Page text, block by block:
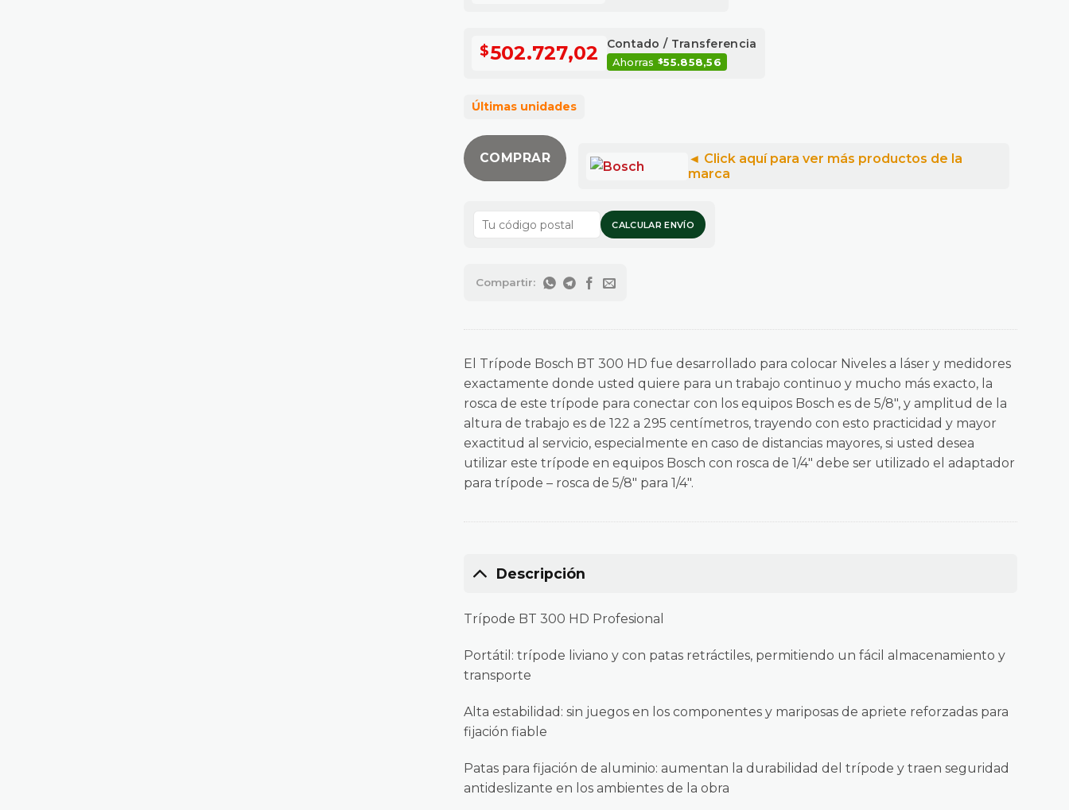
$502.727,02 Contado / Transferencia
Ahorras$55.858,56
El Trípode Bosch BT 300 HD fue desarrollado para colocar Niveles a láser y medidores
exactamente donde usted quiere para un trabajo continuo y mucho más exacto, la
rosca de este trípode para conectar con los equipos Bosch es de 5/8″, y amplitud de la
altura de trabajo es de 122 a 295 centímetros, trayendo con esto practicidad y mayor
exactitud al servicio, especialmente en caso de distancias mayores, si usted desea
utilizar este trípode en equipos Bosch con rosca de 1/4″ debe ser utilizado el adaptador
para trípode – rosca de 5/8″ para 1/4″.
Últimas unidades
COMPRAR
CALCULAR ENVÍO
Descripción
Trípode BT 300 HD Profesional
Portátil: trípode liviano y con patas retráctiles, permitiendo un fácil almacenamiento y
transporte
Alta estabilidad: sin juegos en los componentes y mariposas de apriete reforzadas para
fijación fiable
Patas para fijación de aluminio: aumentan la durabilidad del trípode y traen seguridad
antideslizante en los ambientes de la obra